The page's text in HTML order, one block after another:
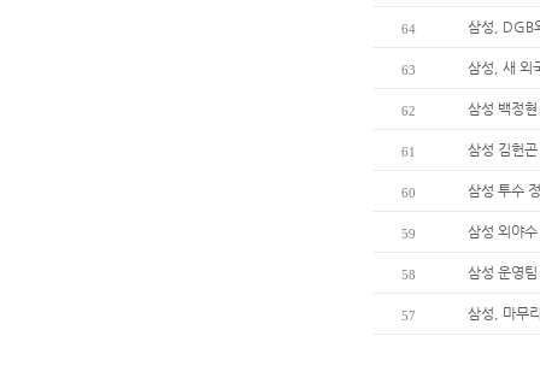
64 삼성, DGB
63 삼성, 새 외
62 삼성 백정
61 삼성 김헌
60 삼성 투수
59 삼성 외야
58 삼성 운영
57 삼성, 마무